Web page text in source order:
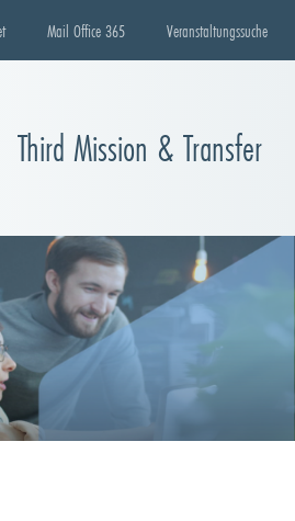
Mail Office 365 Veranstaltungssuche
Third Mission & Transfer